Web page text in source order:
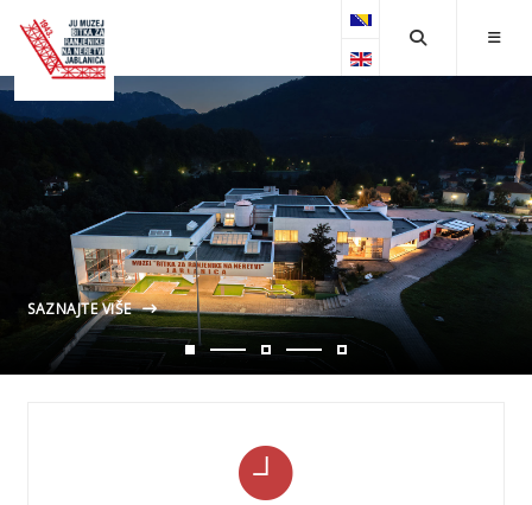
Select your language
SAZNAJTE VIŠE